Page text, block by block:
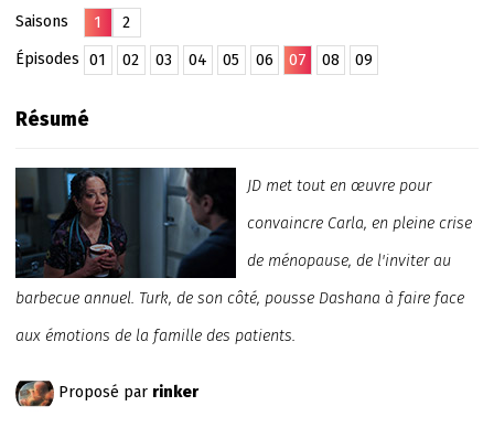
Saisons
1
2
Épisodes
01 02 03 04 05 06 07 08 09
Résumé
JD met tout en œuvre pour
convaincre Carla, en pleine crise
de ménopause, de l'inviter au
barbecue annuel. Turk, de son côté, pousse Dashana à faire face
aux émotions de la famille des patients.
Proposé par rinker